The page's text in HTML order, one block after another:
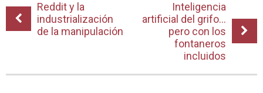
Reddit y la
industrialización
de la manipulación
Inteligencia
artificial del grifo…
pero con los
fontaneros
incluidos